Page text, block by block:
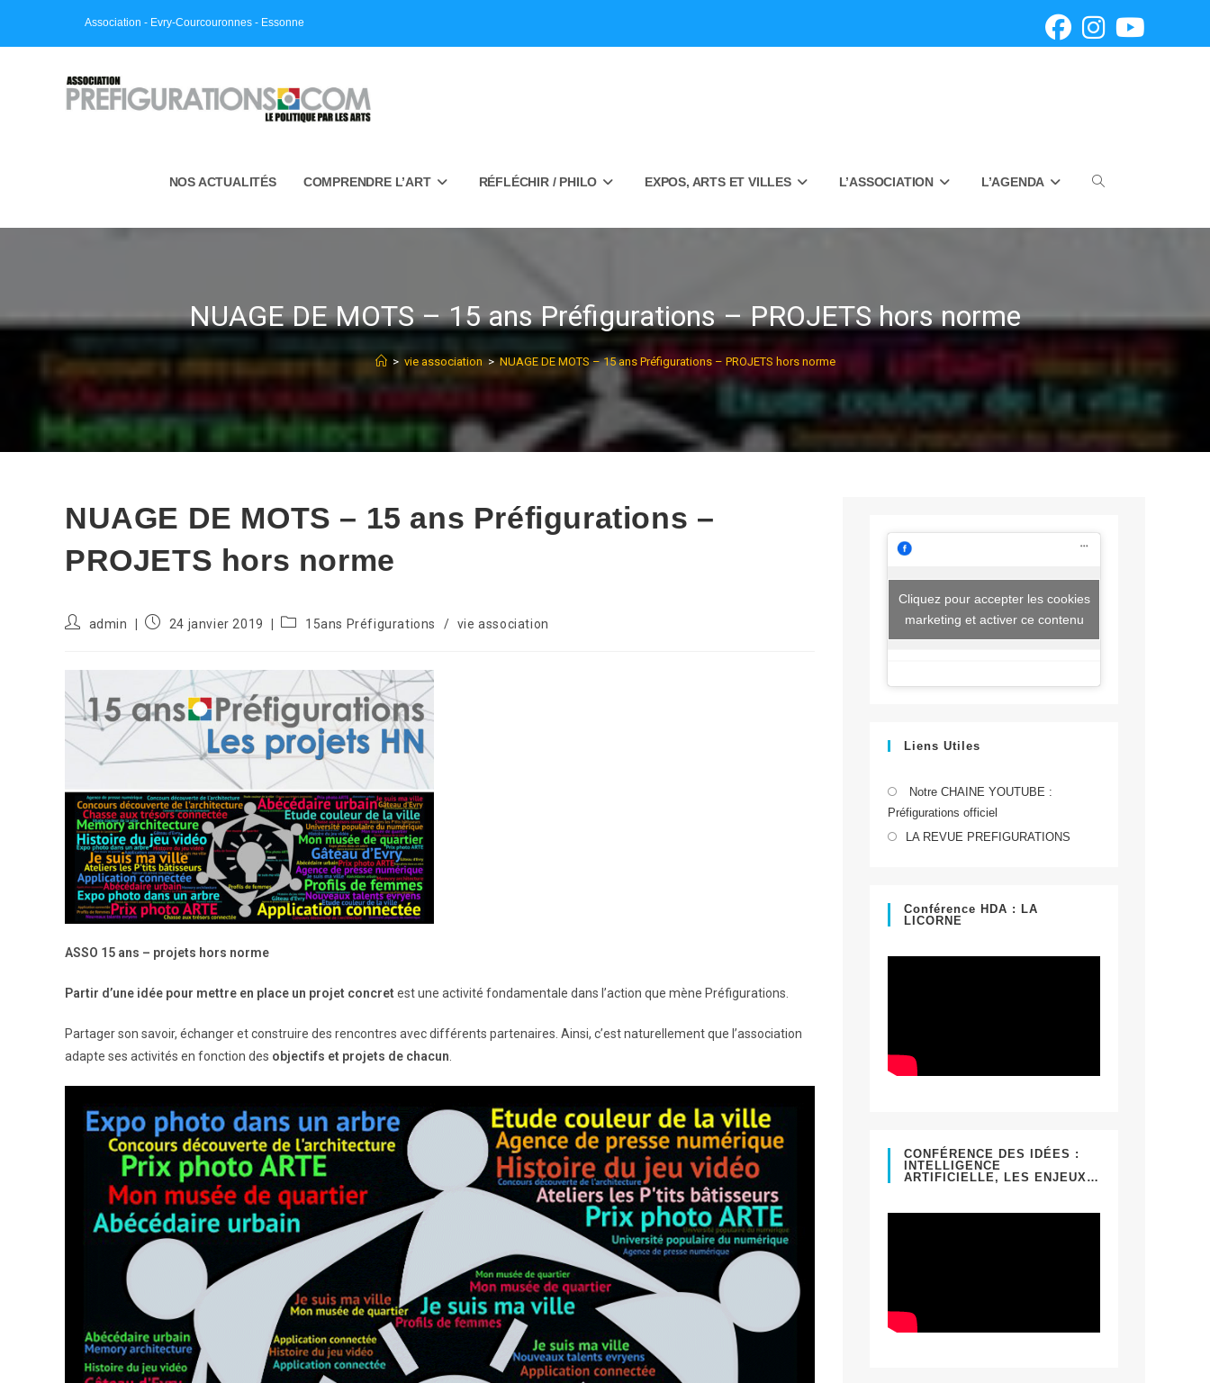
Association - Evry-Courcouronnes - Essonne
NOS ACTUALITÉS COMPRENDRE L’ART RÉFLÉCHIR / PHILO EXPOS, ARTS ET VILLES L’ASSOCIATION L’AGENDA Toggle
search
NUAGE DE MOTS – 15 ans Préfigurations – PROJETS hors norme
> vie association > NUAGE DE MOTS – 15 ans Préfigurations – PROJETS hors norme
NUAGE DE MOTS – 15 ans Préfigurations –
PROJETS hors norme
Auteur/autrice
publication :
admin
Publication
24 janvier 2019
Post15ans Préfigurations / vie association
ASSO 15 ans – projets hors norme
Partir d’une idée pour mettre en place un projet concret est une activité fondamentale dans l’action que mène Préfigurations.
Partager son savoir, échanger et construire des rencontres avec différents partenaires. Ainsi, c’est naturellement que l’association
adapte ses activités en fonction des objectifs et projets de chacun
Cliquez pour accepter les cookies
marketing et activer ce contenu
Liens Utiles
Notre CHAINE YOUTUBE :
Préfigurations officiel
LA REVUE PREFIGURATIONS
Conférence HDA : LA
LICORNE
CONFÉRENCE DES IDÉES :
INTELLIGENCE
ARTIFICIELLE, LES ENJEUX…